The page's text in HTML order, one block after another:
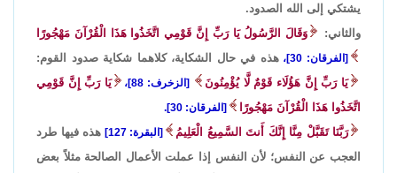
يشتكي إلى الله الصدود.
والثاني:
وَقَالَ الرَّسُولُ يَا رَبِّ إِنَّ قَوْمِي اتَّخَذُوا هَذَا الْقُرْآنَ مَهْجُورًا
[الفرقان: 30]،
هذه في حال الشكاية، كلاهما شكاية صدود القوم:
يَا رَبِّ إِنَّ هَؤُلَاء قَوْمٌ لَّا يُؤْمِنُونَ
[الزخرف: 88]،
يَا رَبِّ إِنَّ قَوْمِي
اتَّخَذُوا هَذَا الْقُرْآنَ مَهْجُورًا
[الفرقان: 30].
رَبَّنَا تَقَبَّلْ مِنَّا إِنَّكَ أَنتَ السَّمِيعُ الْعَلِيمُ [البقرة: 127]
هذه فيها طرد
العجب عن النفس؛ لأن النفس إذا عملت الأعمال الصالحة مثلاً بعض